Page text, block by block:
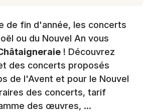
de fin d'année, les concerts
ou du Nouvel An vous
! Découvrez
des concerts proposés
de l'Avent et pour le Nouvel
des concerts, tarif
des œuvres, ...